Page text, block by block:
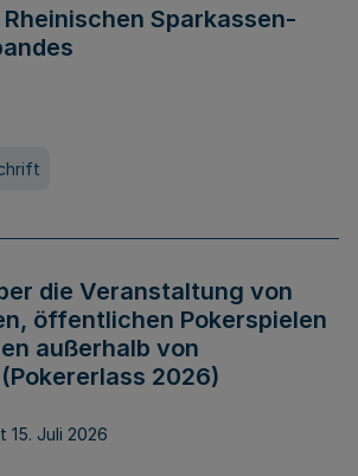
Sparkassen-
die Veranstaltung von
öffentlichen Pokerspielen
außerhalb von
2026)
15. Juli 2026